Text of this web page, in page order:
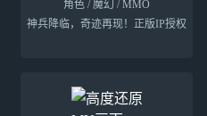
角色 / 魔幻 / MMO
神兵降临，奇迹再现！正版IP授权